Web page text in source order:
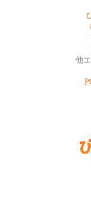
他